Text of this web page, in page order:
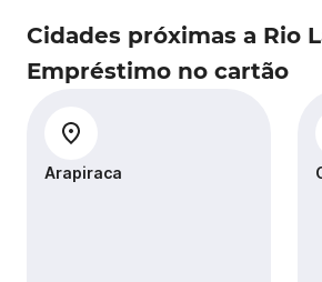
Cidades próximas a Rio
Empréstimo no cartão
Arapiraca